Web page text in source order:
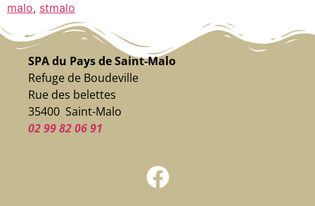
malo, stmalo
SPA du Pays de Saint-Malo
Refuge de Boudeville
Rue des belettes
35400 Saint-Malo
02 99 82 06 91